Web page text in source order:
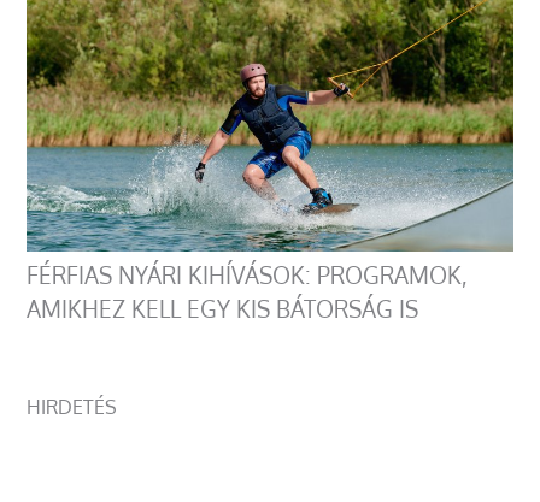
FÉRFIAS NYÁRI KIHÍVÁSOK: PROGRAMOK,
AMIKHEZ KELL EGY KIS BÁTORSÁG IS
HIRDETÉS